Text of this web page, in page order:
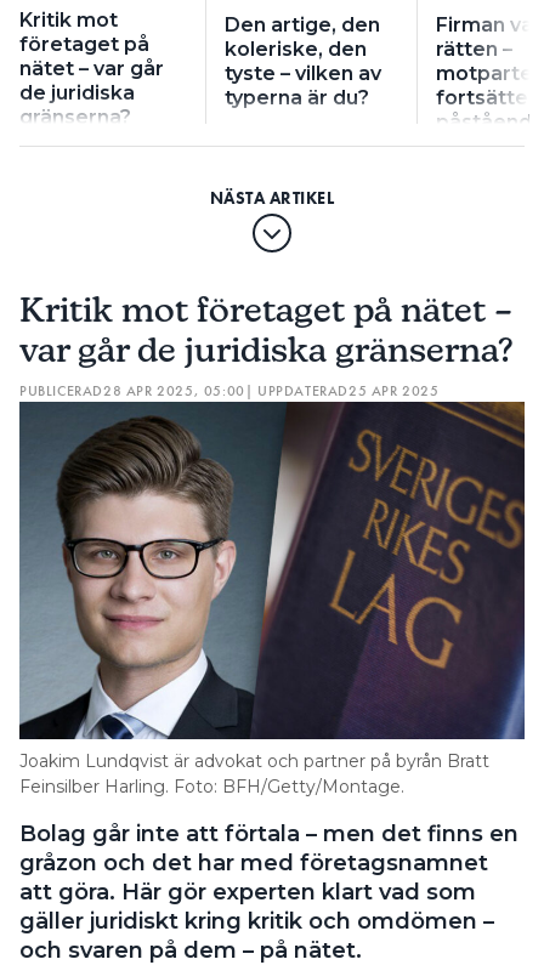
Kritik mot
företaget på
nätet – var går
de juridiska
gränserna?
Den artige, den
koleriske, den
tyste – vilken av
typerna är du?
Firman
rätten –
motparten
fortsätter
nätet
Kritik mot företaget på nätet –
var går de juridiska gränserna?
PUBLICERAD28 APR 2025, 05:00 | UPPDATERAD25 APR 2025
Joakim Lundqvist är advokat och partner på byrån Bratt
Feinsilber Harling. Foto: BFH/Getty/Montage.
Bolag går inte att förtala – men det finns en
gråzon och det har med företagsnamnet
att göra. Här gör experten klart vad som
gäller juridiskt kring kritik och omdömen –
och svaren på dem – på nätet.